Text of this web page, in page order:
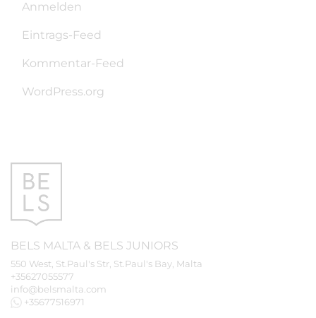
Anmelden
Eintrags-Feed
Kommentar-Feed
WordPress.org
BELS MALTA & BELS JUNIORS
550 West, St.Paul's Str, St.Paul's Bay, Malta
+35627055577
info@belsmalta.com
+35677516971